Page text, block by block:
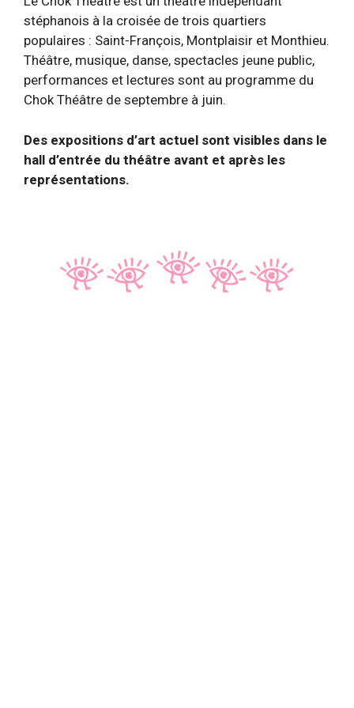
stéphanois à la croisée de trois quartiers
populaires : Saint-François, Montplaisir et Monthieu.
Théâtre, musique, danse, spectacles jeune public,
performances et lectures sont au programme du
Chok Théâtre de septembre à juin.
Des expositions d’art actuel sont visibles dans le
hall d’entrée du théâtre avant et après les
représentations.